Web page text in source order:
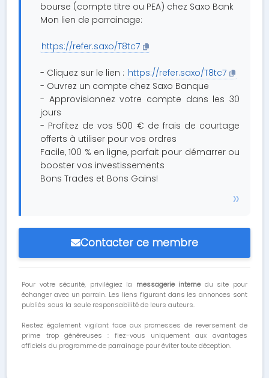
bourse (compte titre ou PEA) chez Saxo Bank
Mon lien de parrainage:
https://refer.saxo/T8tc7
- Cliquez sur le lien : https://refer.saxo/T8tc7
- Ouvrez un compte chez Saxo Banque
- Approvisionnez votre compte dans les 30
jours
- Profitez de vos 500 € de frais de courtage
offerts à utiliser pour vos ordres
Facile, 100 % en ligne, parfait pour démarrer ou
booster vos investissements
Bons Trades et Bons Gains!
Contacter ce membre
Pour votre sécurité, privilégiez la messagerie internedu site pour
échanger avec un parrain. Les liens figurant dans les annonces sont
publiés sous la seule responsabilité de leurs auteurs.
Restez également vigilant face aux promesses de reversement de
prime trop généreuses : fiez-vous uniquement aux avantages
officiels du programme de parrainage pour éviter toute déception.